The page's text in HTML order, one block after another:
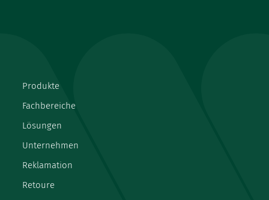
Produkte
Fachbereiche
Lösungen
Unternehmen
Reklamation
Retoure